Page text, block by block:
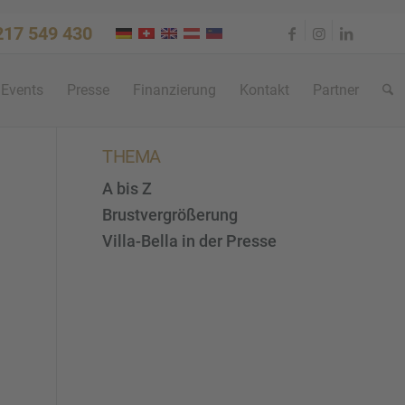
549 430
Events Presse Finan­zie­rung Kontakt Partner
THEMA
A bis Z
Brustvergrößerung
Villa-Bella in der Presse